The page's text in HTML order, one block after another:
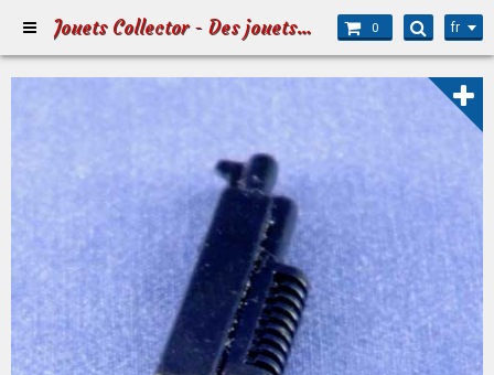
Jouets Collector - Des jouets pour Petits et Grands 0 fr